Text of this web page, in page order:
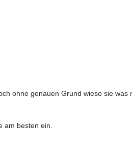
ohne genauen Grund wieso sie
am besten ein.